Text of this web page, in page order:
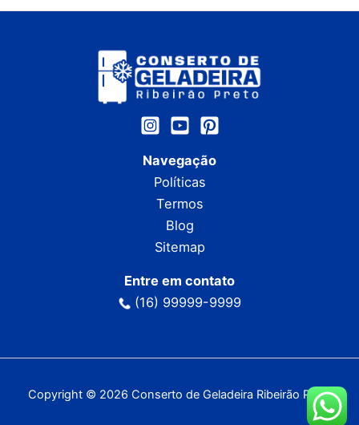
Navegação
Políticas
Termos
Blog
Sitemap
Entre em contato
(16) 99999-9999
Copyright © 2026 Conserto de Geladeira Ribeirão Preto